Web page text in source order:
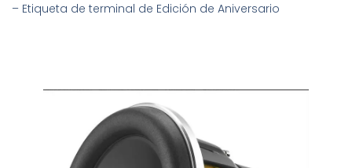
– Etiqueta de terminal de Edición de Aniversario